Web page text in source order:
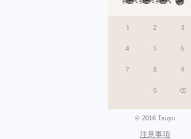
© 2016 Tsuyu
注意事項